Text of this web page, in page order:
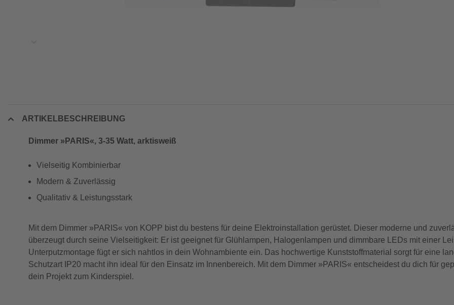
ARTIKELBESCHREIBUNG
Dimmer »PARIS«, 3-35 Watt, arktisweiß
Vielseitig Kombinierbar
Modern & Zuverlässig
Qualitativ & Leistungsstark
Mit dem Dimmer »PARIS« von KOPP bist du bestens für deine Elektroinstallation gerüstet. Dieser moderne und
überzeugt durch seine Vielseitigkeit: Er ist geeignet für Glühlampen, Halogenlampen und dimmbare LEDs mit einer
Unterputzmontage fügt er sich nahtlos in dein Wohnambiente ein. Das hochwertige Kunststoffmaterial sorgt für eine
Schutzart IP20 macht ihn ideal für den Einsatz im Innenbereich. Mit dem Dimmer »PARIS« entscheidest du dich für
dein Projekt zum Kinderspiel.